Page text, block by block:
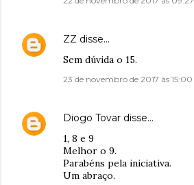
ZZ disse…
Sem dúvida o 15.
23 de novembro de 2017 às 15:00
Diogo Tovar disse…
1, 8 e 9
Melhor o 9.
Parabéns pela iniciativa.
Um abraço.